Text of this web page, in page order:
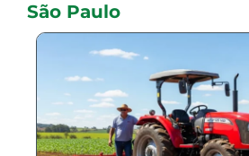
São Paulo